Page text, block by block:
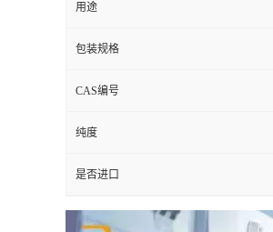
用途
包装规格
CAS编号
纯度
是否进口